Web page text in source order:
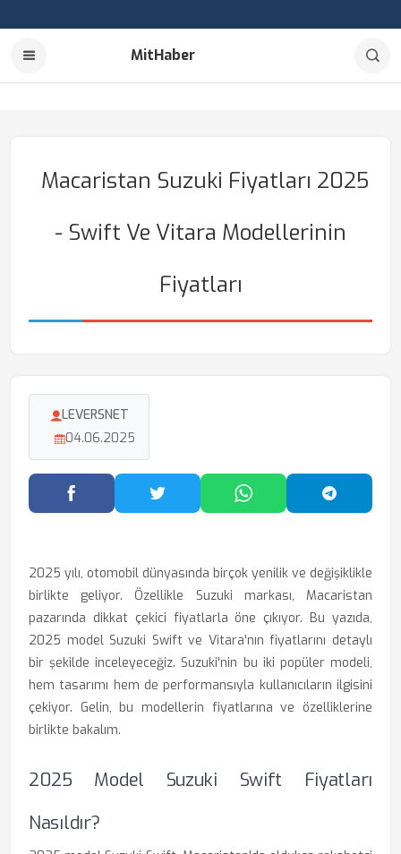
MitHaber
Macaristan Suzuki Fiyatları 2025
- Swift Ve Vitara Modellerinin
Fiyatları
LEVERSNET
04.06.2025
Facebook'ta PaylaşTwitter'da PaylaşWhatsApp'ta Paylaş
2025 yılı, otomobil dünyasında birçok yenilik ve değişiklikle
birlikte geliyor. Özellikle Suzuki markası, Macaristan
pazarında dikkat çekici fiyatlarla öne çıkıyor. Bu yazıda,
2025 model Suzuki Swift ve Vitara'nın fiyatlarını detaylı
bir şekilde inceleyeceğiz. Suzuki'nin bu iki popüler modeli,
hem tasarımı hem de performansıyla kullanıcıların ilgisini
çekiyor. Gelin, bu modellerin fiyatlarına ve özelliklerine
birlikte bakalım.
2025 Model Suzuki Swift Fiyatları
Nasıldır?